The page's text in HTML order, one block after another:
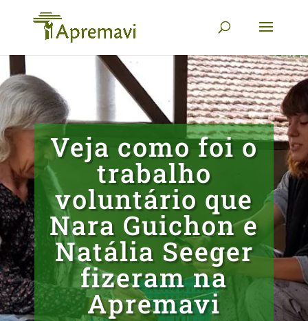
Veja como foi o
trabalho
voluntário que
Nara Guichon e
Natália Seeger
fizeram na
Apremavi